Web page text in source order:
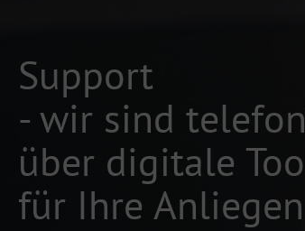
Support
- wir sind
über digitale
für Ihre Anliegen